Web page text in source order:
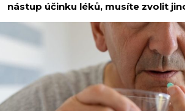
nástup účinku léků, musíte zvolit